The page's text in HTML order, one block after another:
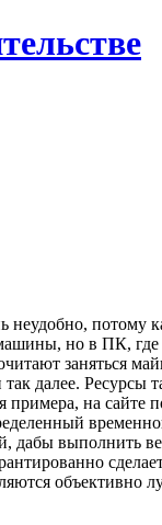
потому
но в ПК, где
заняться
далее. Ресурсы
на сайте
дабы выполнить
объективно